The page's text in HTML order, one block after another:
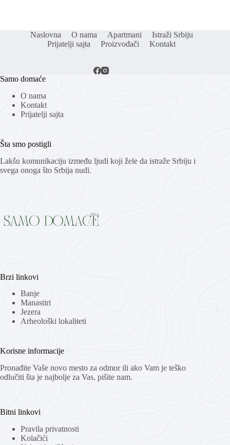
Naslovna O nama Apartmani
Istraži Srbiju
Prijatelji sajta
Proizvođači Kontakt
Samo domaće
O nama
Kontakt
Prijatelji sajta
Šta smo postigli
Lakšu komunikaciju između ljudi koji žele da istraže Srbiju i
svega onoga što Srbija nudi.
Brzi linkovi
Banje
Manastiri
Jezera
Arheološki lokaliteti
Korisne informacije
Pronađite Vaše novo mesto za odmor ili ako Vam je teško
odlučiti šta je najbolje za Vas, pišite nam.
Bitni linkovi
Pravila privatnosti
Kolačići